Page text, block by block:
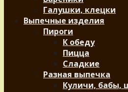
Галушки, клецки
Выпечные изделия
Пироги
К обеду
Пицца
Сладкие
Разная выпечка
Куличи, бабы,